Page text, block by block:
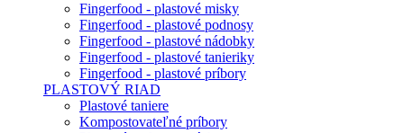
Fingerfood - plastové misky
Fingerfood - plastové podnosy
Fingerfood - plastové nádobky
Fingerfood - plastové tanieriky
Fingerfood - plastové príbory
PLASTOVÝ RIAD
Plastové taniere
Kompostovateľné príbory